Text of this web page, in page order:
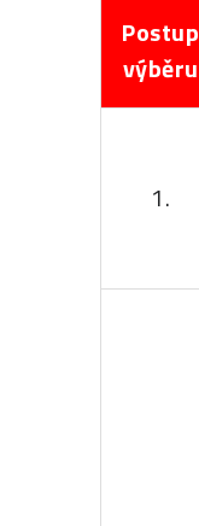
Postup
výběru
1.